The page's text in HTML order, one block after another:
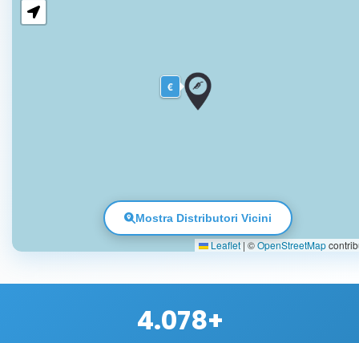
€
Leaflet | ©OpenStreetMap
Mostra Distributori Vicini
4.078+